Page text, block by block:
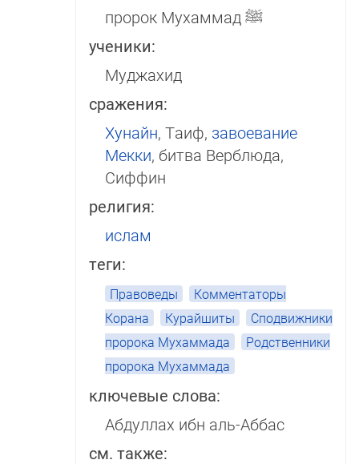
пророк Мухаммад ﷺ
ученики:
Муджахид
сражения:
Хунайн, Таиф, завоевание
Мек­ки, битва Вер­блю­да,
Сиффин
религия:
ислам
теги:
Правоведы
Комментаторы
Корана
Курайшиты
Сподвижники
пророка Мухаммада
Родственники
пророка Мухаммада
ключевые слова:
Абдуллах ибн аль-Аббас
см. также: